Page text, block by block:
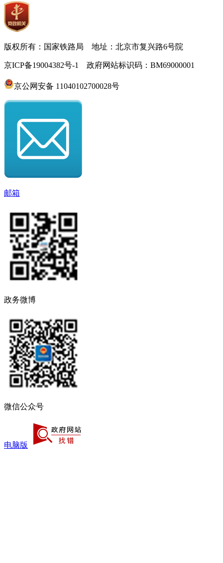
版权所有：国家铁路局 地址：北京市复兴路6号院
京ICP备19004382号-1 政府网站标识码：BM69000001
京公网安备 11040102700028号
邮箱
政务微博
微信公众号
电脑版